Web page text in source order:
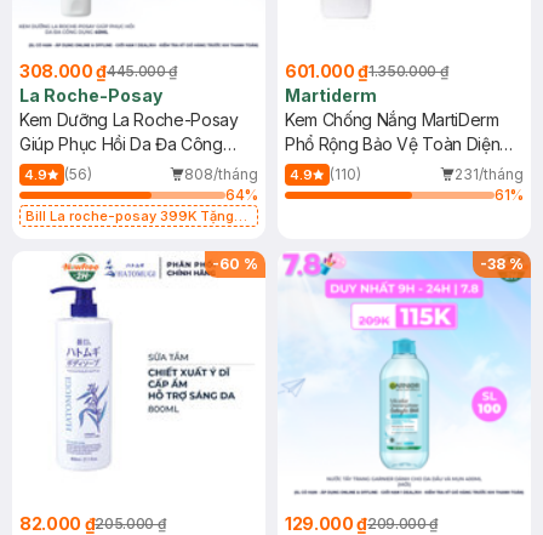
308.000 ₫445.000 ₫
La Roche-Posay
Kem Dưỡng La Roche-Posay
Giúp Phục Hồi Da Đa Công
Dụng 40ml
4.9 (56)
808/tháng
64%
Bill La roche-posay 399K Tặng
(SL có hạn)
601.000 ₫1.350.000 ₫
Martiderm
Kem Chống Nắng MartiDerm
Phổ Rộng Bảo Vệ Toàn Diện
40ml
4.9 (110)
231/tháng
61%
-60 %
82.000 ₫205.000 ₫
-38%
129.000 ₫209.000 ₫